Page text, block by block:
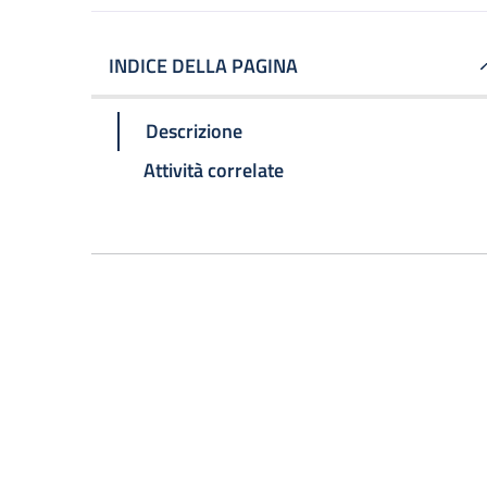
INDICE DELLA PAGINA
Descrizione
Attività correlate